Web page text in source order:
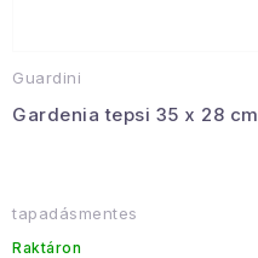
Guardini
Gardenia tepsi 35 x 28 cm
tapadásmentes
Raktáron